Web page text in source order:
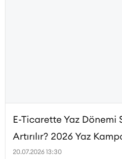
E-Ticarette Yaz Dönemi
Artırılır? 2026 Yaz
20.07.2026 13:30